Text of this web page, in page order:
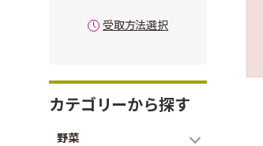
受取方法選択
カテゴリーから探す
野菜